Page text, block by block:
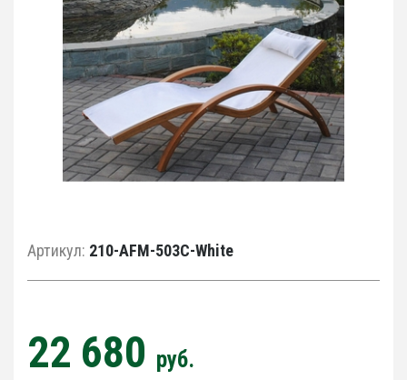
Артикул: 210-AFM-503C-White
22 680 руб.